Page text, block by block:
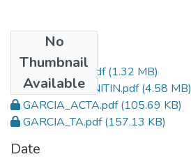
No
Thumbnail
Available
GARCIA_TESIS.pdf(1.32 MB)
GARCIA_TURNITIN.pdf(4.58 MB)
GARCIA_ACTA.pdf(105.69 KB)
GARCIA_TA.pdf(157.13 KB)
Date